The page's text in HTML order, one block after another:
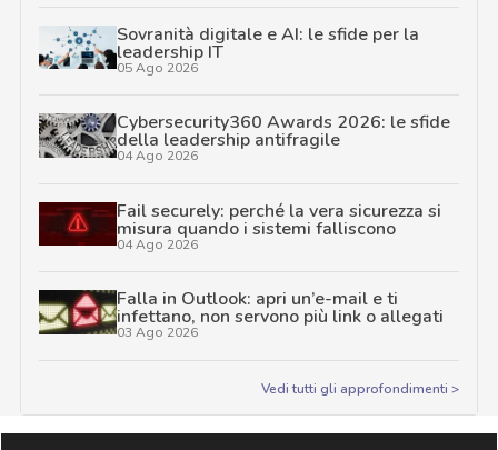
Sovranità digitale e AI: le sfide per la
leadership IT
05 Ago 2026
Cybersecurity360 Awards 2026: le sfide
della leadership antifragile
04 Ago 2026
Fail securely: perché la vera sicurezza si
misura quando i sistemi falliscono
04 Ago 2026
Falla in Outlook: apri un’e-mail e ti
infettano, non servono più link o allegati
03 Ago 2026
Vedi tutti gli approfondimenti >